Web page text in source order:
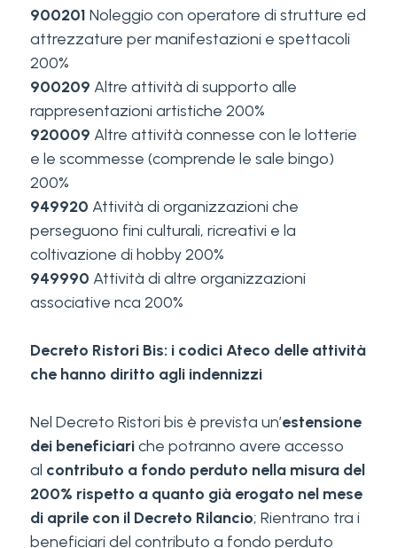
900201 Noleggio con operatore di strutture ed
attrezzature per manifestazioni e spettacoli
200%
900209 Altre attività di supporto alle
rappresentazioni artistiche 200%
920009 Altre attività connesse con le lotterie
e le scommesse (comprende le sale bingo)
200%
949920 Attività di organizzazioni che
perseguono fini culturali, ricreativi e la
coltivazione di hobby 200%
949990 Attività di altre organizzazioni
associative nca 200%
Decreto Ristori Bis: i codici Ateco delle attività
che hanno diritto agli indennizzi
Nel Decreto Ristori bis è prevista un’estensione
dei beneficiariche potranno avere accesso
al contributo a fondo perduto nella misura del
200% rispetto a quanto già erogato nel mese
di aprile con il Decreto Rilancio; Rientrano tra i
beneficiari del contributo a fondo perduto